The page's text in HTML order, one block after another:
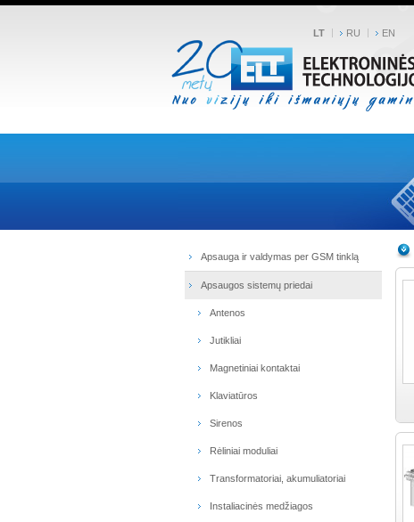
LT
RU EN
Apsauga ir valdymas per GSM tinklą
Apsaugos sistemų priedai
Antenos
Jutikliai
Magnetiniai kontaktai
Klaviatūros
Sirenos
Rėliniai moduliai
Transformatoriai, akumuliatoriai
Instaliacinės medžiagos